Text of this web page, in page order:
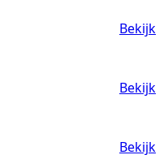
Bekijk
Bekijk
Bekijk